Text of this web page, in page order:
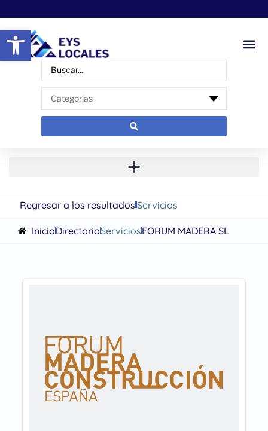
Abrir barra de herramientas
Regresar a los resultadosServicios
InicioDirectorioServiciosFORUM MADERA SL